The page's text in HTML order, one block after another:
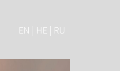
EN | HE | RU